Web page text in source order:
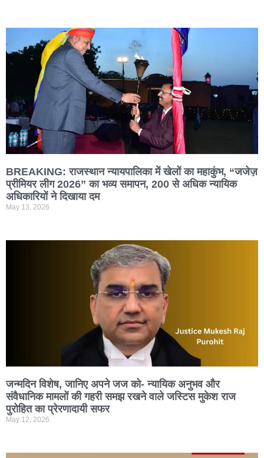
BREAKING: राजस्थान न्यायपालिका में खेलों का महाकुंभ, “जजेज़
प्रीमियर लीग 2026” का भव्य समापन, 200 से अधिक न्यायिक
अधिकारियों ने दिखाया दम
May 13, 2026
जन्मदिन विशेष, जानिए अपने जज को- न्यायिक अनुभव और
संवैधानिक मामलों की गहरी समझ रखने वाले जस्टिस मुकेश राज
पुरोहित का प्रेरणादायी सफर
May 12, 2026